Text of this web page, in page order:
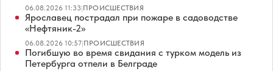
06.08.2026 11:33|ПРОИСШЕСТВИЯ
Ярославец пострадал при пожаре в садоводстве
«Нефтяник-2»
06.08.2026 10:57|ПРОИСШЕСТВИЯ
Погибшую во время свидания с турком модель из
Петербурга отпели в Белграде